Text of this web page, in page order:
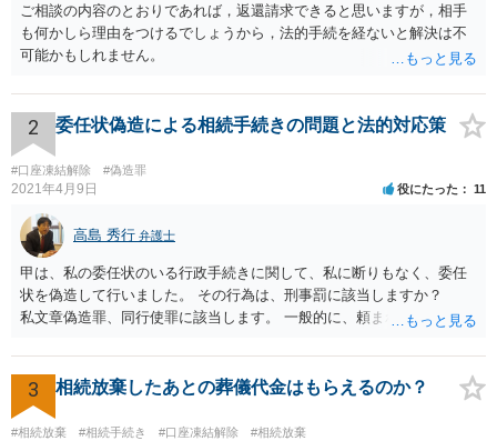
ご相談の内容のとおりであれば，返還請求できると思いますが，相手
も何かしら理由をつけるでしょうから，法的手続を経ないと解決は不
可能かもしれません。
2 委任状偽造による相続手続きの問題と法的対応策
#口座凍結解除 #偽造罪
2021年4月9日 役にたった 11
高島 秀行 弁護士
甲は、私の委任状のいる行政手続きに関して、私に断りもなく、委任
状を偽造して行いました。 その行為は、刑事罰に該当しますか？
私文章偽造罪、同行使罪に該当します。 一般的に、頼まれた（委任さ
か？ 委任状を偽造して使用することはまでは依頼の範囲ではない
ので できないと思います。
3 相続放棄したあとの葬儀代金はもらえるのか？
#相続放棄 #相続手続き #口座凍結解除 #相続放棄